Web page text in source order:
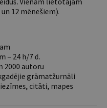
12 mēnešiem).
– 24 h/7 d.
2000 autoru
grāmatžurnāli
citāti, mapes